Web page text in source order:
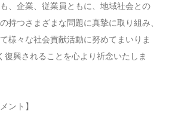
、企業、従業員ともに、地域社会との
持つさまざまな問題に真摯に取り組み、
様々な社会貢献活動に努めてまいりま
復興されることを心より祈念いたしま
ント】